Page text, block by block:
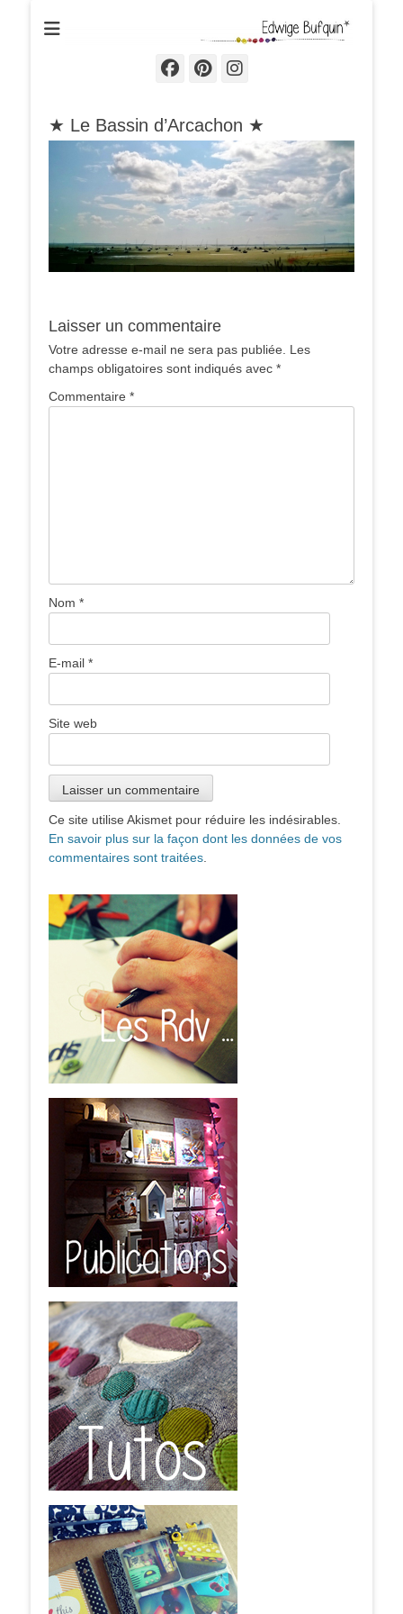
Edwige Bufquin
Facebook
Pinterest
Instagram
★ Le Bassin d’Arcachon ★
Laisser un commentaire
Votre adresse e-mail ne sera pas publiée.
Les
champs obligatoires sont indiqués avec *
Commentaire *
Nom *
E-mail *
Site web
Ce site utilise Akismet pour réduire les indésirables.
En savoir plus sur la façon dont les données de vos
commentaires sont traitées